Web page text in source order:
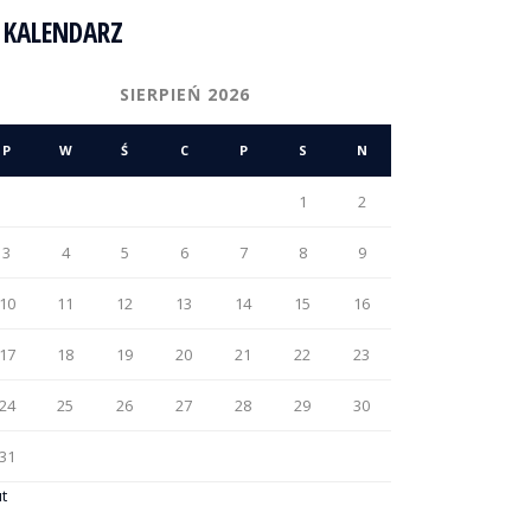
KALENDARZ
SIERPIEŃ 2026
P W Ś C P S N
1 2
3 4 5 6 7 8 9
11 12 13 14 15 16
18 19 20 21 22 23
25 26 27 28 29 30